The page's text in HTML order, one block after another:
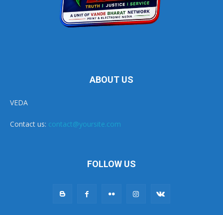
ABOUT US
VEDA
Contact us: contact@yoursite.com
FOLLOW US